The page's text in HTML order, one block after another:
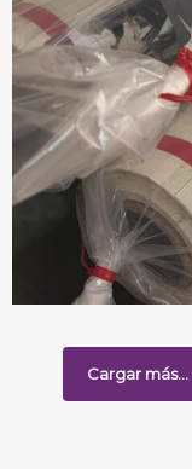
Cargar más...